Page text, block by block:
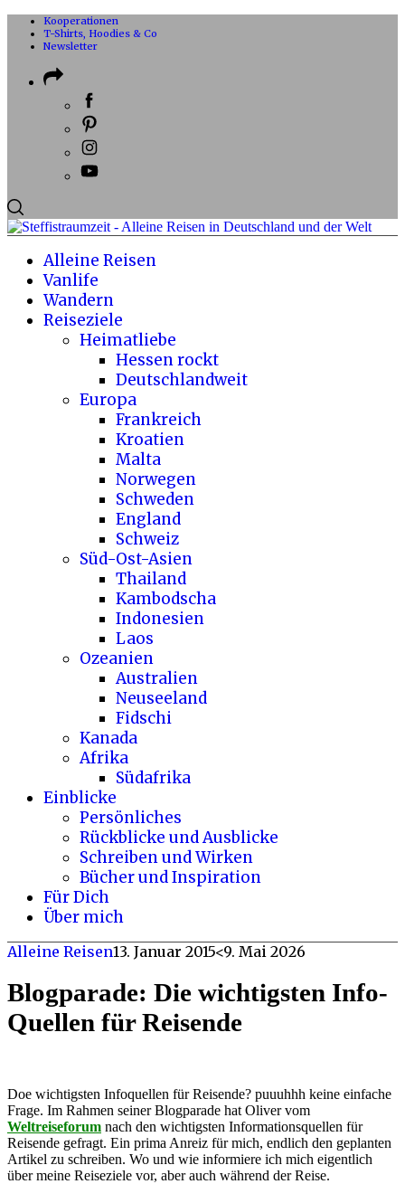
Kooperationen
T-Shirts, Hoodies & Co
Newsletter
Alleine Reisen
Vanlife
Wandern
Reiseziele
Heimatliebe
Hessen rockt
Deutschlandweit
Europa
Frankreich
Kroatien
Malta
Norwegen
Schweden
England
Schweiz
Süd-Ost-Asien
Thailand
Kambodscha
Indonesien
Laos
Ozeanien
Australien
Neuseeland
Fidschi
Kanada
Afrika
Südafrika
Einblicke
Persönliches
Rückblicke und Ausblicke
Schreiben und Wirken
Bücher und Inspiration
Für Dich
Über mich
Alleine Reisen13. Januar 2015<9. Mai 2026
Blogparade: Die wichtigsten Info-
Quellen für Reisende
Doe wichtigsten Infoquellen für Reisende? puuuhhh keine einfache
Frage. Im Rahmen seiner Blogparade hat Oliver vom
Weltreiseforum nach den wichtigsten Informationsquellen für
Reisende gefragt. Ein prima Anreiz für mich, endlich den geplanten
Artikel zu schreiben. Wo und wie informiere ich mich eigentlich
über meine Reiseziele vor, aber auch während der Reise.